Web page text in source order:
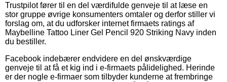
Trustpilot fører til en del værdifulde genveje til at læse en
stor gruppe øvrige konsumenters omtaler og derfor stiller vi
forslag om, at du udforsker internet firmaets ratings af
Maybelline Tattoo Liner Gel Pencil 920 Striking Navy inden
du bestiller.
Facebook indebærer endvidere en del ønskværdige
genveje til at få et kig ind i e-firmaets pålidelighed. Herinde
er der nogle e-firmaer som tilbyder kunderne at frembringe